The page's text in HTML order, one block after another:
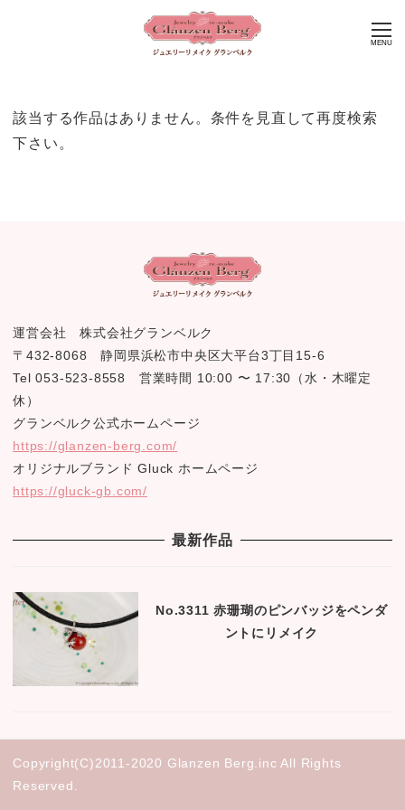
MENU
該当する作品はありません。条件を見直して再度検索
下さい。
運営会社 株式会社グランベルク
〒432-8068 静岡県浜松市中央区大平台3丁目15-6
Tel 053-523-8558 営業時間 10:00 〜 17:30（水・木曜定
休）
グランベルク公式ホームページ
https://glanzen-berg.com/
オリジナルブランド Gluck ホームページ
https://gluck-gb.com/
最新作品
No.3311 赤珊瑚のピンバッジをペンダ
ントにリメイク
Copyright(C)2011-2020 Glanzen Berg.inc All Rights
Reserved.